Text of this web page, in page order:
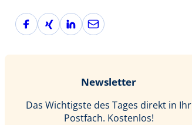
F
a
X
i
L
i
n
E
-
l
Newsletter
Das Wichtigste des Tages direkt in Ihr
Postfach. Kostenlos!